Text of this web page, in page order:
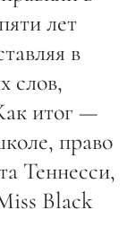
лет
в
слов,
итог —
право
Теннесси,
Black